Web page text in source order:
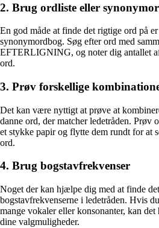
2. Brug ordliste eller
En god måde at finde det rigtige ord på
synonymordbog. Søg efter ord med
EFTERLIGNING, og noter dig antallet
ord.
3. Prøv forskellige
Det kan være nyttigt at prøve at
danne ord, der matcher ledetråden. Prøv
et stykke papir og flytte dem rundt for at
ord.
4. Brug bogstavfrekvenser
Noget der kan hjælpe dig med at finde
bogstavfrekvenserne i ledetråden. Hvis
mange vokaler eller konsonanter, kan
dine valgmuligheder.